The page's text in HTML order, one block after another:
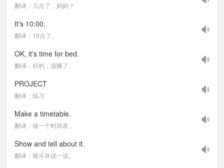
翻译：几点了，妈妈？
It's 10:00.
翻译：10点了。
OK, it's time for bed.
翻译：好的，该睡了。
PROJECT
翻译：练习
Make a timetable.
翻译：做一个时间表，
Show and tell about it.
翻译：展示并说一说。